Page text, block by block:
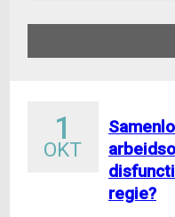
1
OKT
regie?